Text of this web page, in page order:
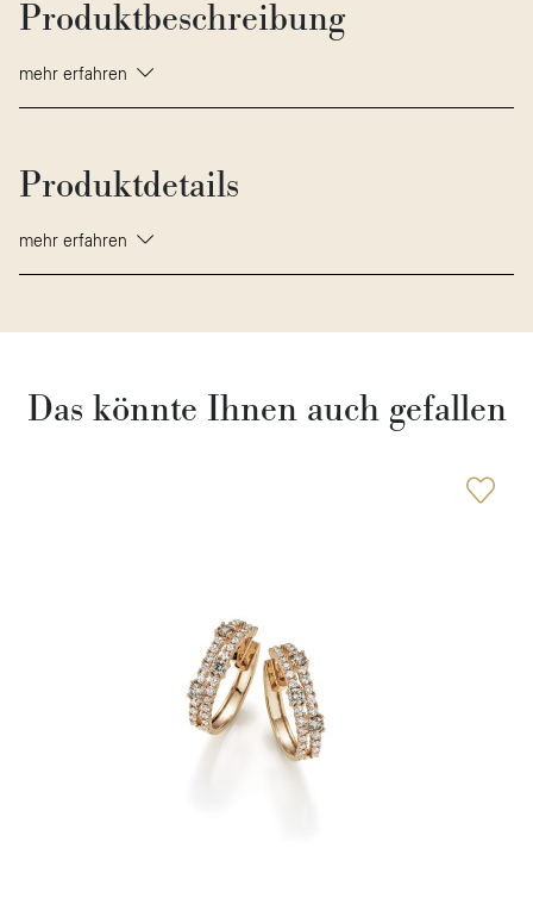
Produktbeschreibung
mehr erfahren
Produktdetails
mehr erfahren
Das könnte Ihnen auch gefallen